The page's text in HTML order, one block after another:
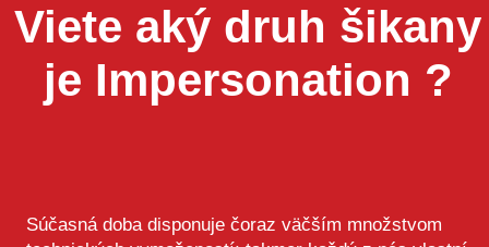
Viete aký druh šikany
je Impersonation ?
Súčasná doba disponuje čoraz väčším množstvom